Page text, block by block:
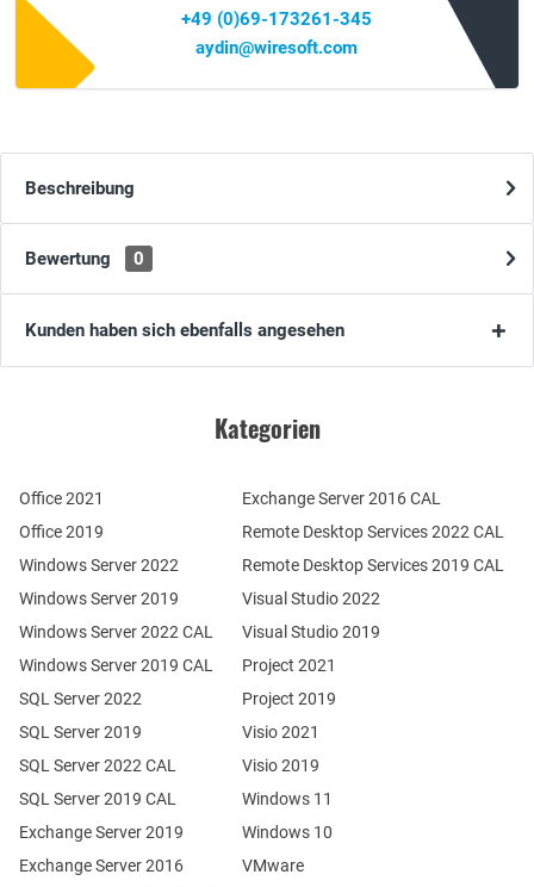
+49 (0)69-173261-345
aydin@wiresoft.com
Beschreibung
Bewertung 0
Kunden haben sich ebenfalls angesehen
Kategorien
Office 2021
Office 2019
Windows Server 2022
Windows Server 2019
Exchange Server 2019
Exchange Server 2016
SQL Server 2022
SQL Server 2019
Windows Server 2022 CAL
Windows Server 2019 CAL
SQL Server 2022 CAL
SQL Server 2019 CAL
Remote Desktop Services 2022 CAL
Remote Desktop Services 2019 CAL
Exchange Server 2016 CAL
Visual Studio 2022
Visual Studio 2019
Project 2021
Project 2019
Visio 2021
Visio 2019
Windows 11
Windows 10
VMware